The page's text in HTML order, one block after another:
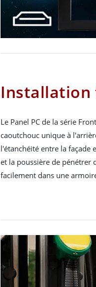
Installation
Le Panel PC de la série
caoutchouc unique à
l'étanchéité entre la façade
et la poussière de pénétrer
facilement dans une